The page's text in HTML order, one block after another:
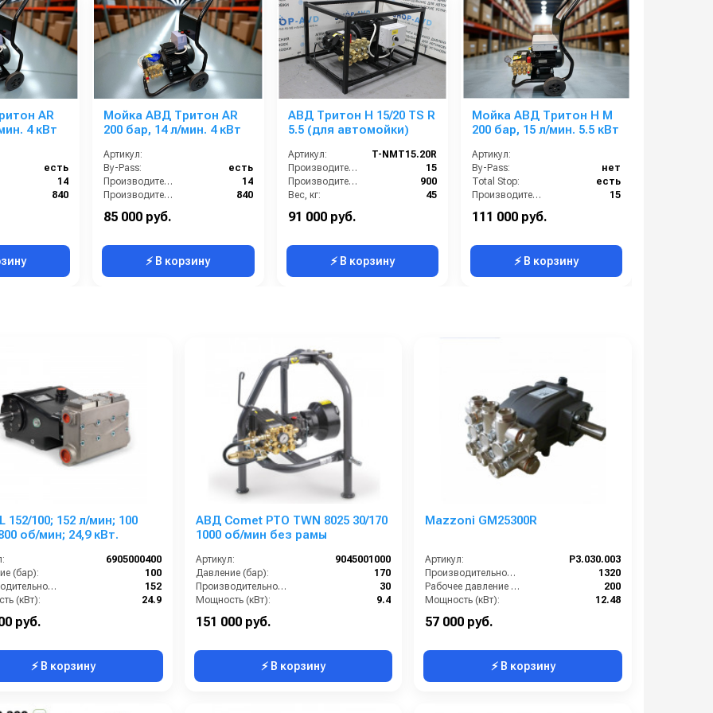
AR
4 кВт
есть
14
840
Мойка АВД Тритон AR
200 бар, 14 л/мин. 4 кВт
Артикул:
By-Pass:
есть
Производительность (л/мин):
14
Производительность (л/ч):
840
Страна-производитель:
Рабочее давление (бар):
85 000 руб.
⚡ В корзину
АВД Тритон H 15/20 TS R
5.5 (для автомойки)
Артикул:
T-NMT15.20R
Производительность (л/мин):
15
Производительность (л/ч):
900
Вес, кг:
45
Давление (бар):
Мощность (л.с.):
91 000 руб.
⚡ В корзину
Мойка АВД Тритон H M
200 бар, 15 л/мин. 5.5 кВт
Артикул:
By-Pass:
нет
Total Stop:
есть
Производительность (л/мин):
15
Производительность (л/ч):
Страна-производитель:
111 000 руб.
⚡ В корзину
152/100; 152 л/мин; 100
об/мин; 24,9 кВт.
6905000400
(бар):
100
Производительность (л/мин):
152
(кВт):
24.9
руб.
⚡ В корзину
АВД Comet PTO TWN 8025 30/170
1000 об/мин без рамы
Артикул:
9045001000
Давление (бар):
170
Производительность (л/мин):
30
Мощность (кВт):
9.4
151 000 руб.
⚡ В корзину
Mazzoni GM25300R
Артикул:
P3.030.003
Производительность (л/ч):
1320
Рабочее давление (бар):
200
Мощность (кВт):
12.48
57 000 руб.
⚡ В корзину